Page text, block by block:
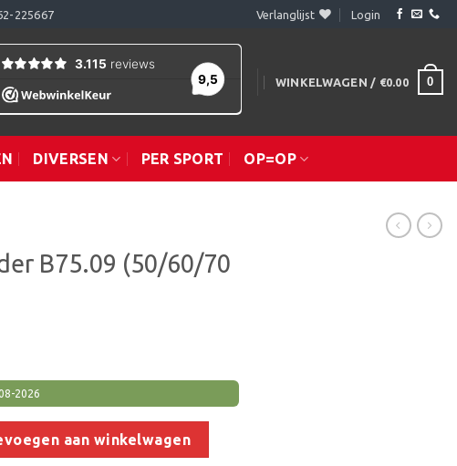
225667 Verlanglijst Login
WINKELWAGEN / €0.00 0
DIVERSEN PER SPORT OP=OP
B75.09 (50/60/70
2026
60/70 mm) aantal
aan winkelwagen